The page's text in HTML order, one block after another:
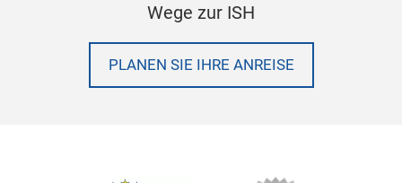
Wege zur ISH
PLANEN SIE IHRE ANREISE